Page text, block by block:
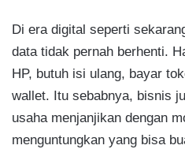
Di era digital seperti
data tidak pernah berhenti.
HP, butuh isi ulang, bayar
wallet. Itu sebabnya, bisnis
usaha menjanjikan dengan
menguntungkan yang bisa